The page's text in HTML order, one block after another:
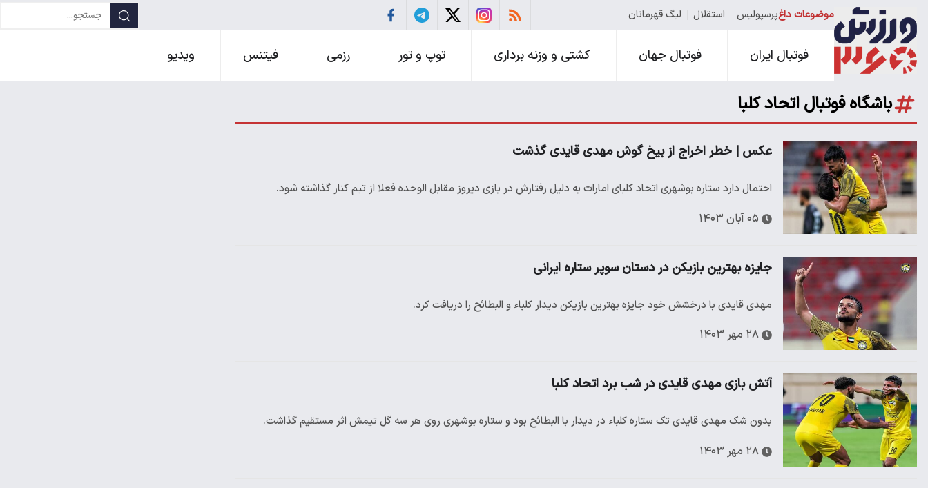
موضوعات داغپرسپولیس استقلال لیگ قهرمانان
فوتبال ایران فوتبال جهان کشتی و وزنه برداری توپ و تور رزمی فیتنس ویدیو
باشگاه فوتبال اتحاد کلبا
عکس | خطر اخراج از بیخ گوش مهدی قایدی گذشت
احتمال دارد ستاره بوشهری اتحاد کلبای امارات به دلیل رفتارش در بازی دیروز مقابل الوحده فعلا از تیم کنار گذاشته شود.
۰۵ آبان ۱۴۰۳
جایزه بهترین بازیکن در دستان سوپر ستاره ایرانی
مهدی قایدی با درخشش خود جایزه بهترین بازیکن دیدار کلباء و البطائح را دریافت کرد.
۲۸ مهر ۱۴۰۳
آتش بازی مهدی قایدی در شب برد اتحاد کلبا
بدون شک مهدی قایدی تک ستاره کلباء در دیدار با البطائح بود و ستاره بوشهری روی هر سه گل تیمش اثر مستقیم گذاشت.
۲۸ مهر ۱۴۰۳